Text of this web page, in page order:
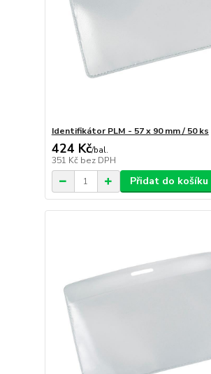
Identifikátor PLM - 57 x 90 mm / 50 ks
424 Kč/bal.
351 Kč bez DPH
Přidat do košíku